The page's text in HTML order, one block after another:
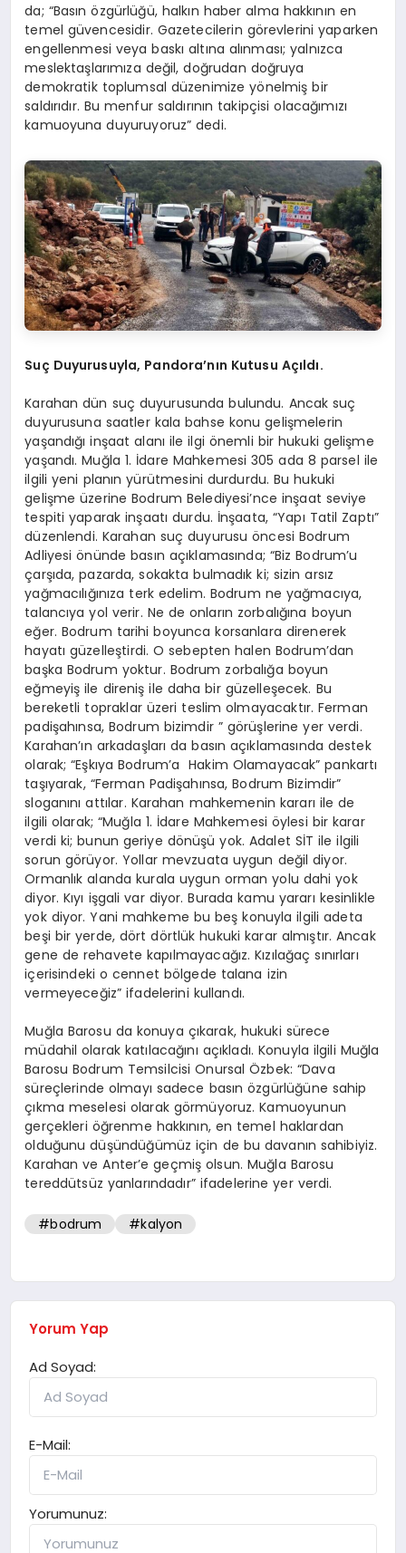
da; “Basın özgürlüğü, halkın haber alma hakkının en
temel güvencesidir. Gazetecilerin görevlerini yaparken
engellenmesi veya baskı altına alınması; yalnızca
meslektaşlarımıza değil, doğrudan doğruya
demokratik toplumsal düzenimize yönelmiş bir
saldırıdır. Bu menfur saldırının takipçisi olacağımızı
kamuoyuna duyuruyoruz” dedi.
Suç Duyurusuyla, Pandora’nın Kutusu Açıldı.
Karahan dün suç duyurusunda bulundu. Ancak suç
duyurusuna saatler kala bahse konu gelişmelerin
yaşandığı inşaat alanı ile ilgi önemli bir hukuki gelişme
yaşandı. Muğla 1. İdare Mahkemesi 305 ada 8 parsel ile
ilgili yeni planın yürütmesini durdurdu. Bu hukuki
gelişme üzerine Bodrum Belediyesi’nce inşaat seviye
tespiti yaparak inşaatı durdu. İnşaata, “Yapı Tatil Zaptı”
düzenlendi. Karahan suç duyurusu öncesi Bodrum
Adliyesi önünde basın açıklamasında; “Biz Bodrum’u
çarşıda, pazarda, sokakta bulmadık ki; sizin arsız
yağmacılığınıza terk edelim. Bodrum ne yağmacıya,
talancıya yol verir. Ne de onların zorbalığına boyun
eğer. Bodrum tarihi boyunca korsanlara direnerek
hayatı güzelleştirdi. O sebepten halen Bodrum’dan
başka Bodrum yoktur. Bodrum zorbalığa boyun
eğmeyiş ile direniş ile daha bir güzelleşecek. Bu
bereketli topraklar üzeri teslim olmayacaktır. Ferman
padişahınsa, Bodrum bizimdir ” görüşlerine yer verdi.
Karahan’ın arkadaşları da basın açıklamasında destek
olarak; “Eşkıya Bodrum’a Hakim Olamayacak” pankartı
taşıyarak, “Ferman Padişahınsa, Bodrum Bizimdir”
sloganını attılar. Karahan mahkemenin kararı ile de
ilgili olarak; “Muğla 1. İdare Mahkemesi öylesi bir karar
verdi ki; bunun geriye dönüşü yok. Adalet SİT ile ilgili
sorun görüyor. Yollar mevzuata uygun değil diyor.
Ormanlık alanda kurala uygun orman yolu dahi yok
diyor. Kıyı işgali var diyor. Burada kamu yararı kesinlikle
yok diyor. Yani mahkeme bu beş konuyla ilgili adeta
beşi bir yerde, dört dörtlük hukuki karar almıştır. Ancak
gene de rehavete kapılmayacağız. Kızılağaç sınırları
içerisindeki o cennet bölgede talana izin
vermeyeceğiz” ifadelerini kullandı.
Muğla Barosu da konuya çıkarak, hukuki sürece
müdahil olarak katılacağını açıkladı. Konuyla ilgili Muğla
Barosu Bodrum Temsilcisi Onursal Özbek: “Dava
süreçlerinde olmayı sadece basın özgürlüğüne sahip
çıkma meselesi olarak görmüyoruz. Kamuoyunun
gerçekleri öğrenme hakkının, en temel haklardan
olduğunu düşündüğümüz için de bu davanın sahibiyiz.
Karahan ve Anter’e geçmiş olsun. Muğla Barosu
tereddütsüz yanlarındadır” ifadelerine yer verdi.
#bodrum #kalyon
Yorum Yap
Ad Soyad:
E-Mail:
Yorumunuz: